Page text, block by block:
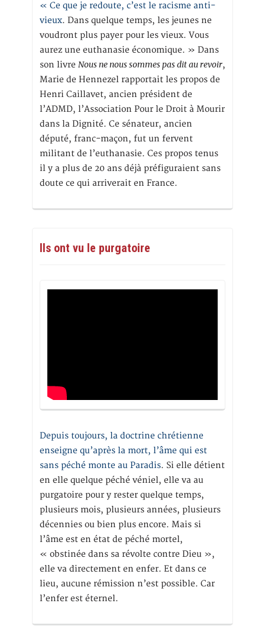
« Ce que je redoute, c’est le racisme anti-
vieux. Dans quelque temps, les jeunes ne
voudront plus payer pour les vieux. Vous
aurez une euthanasie économique. » Dans
son livre Nous ne nous sommes pas dit au revoir,
Marie de Hennezel rapportait les propos de
Henri Caillavet, ancien président de
l’ADMD, l’Association Pour le Droit à Mourir
dans la Dignité. Ce sénateur, ancien
député, franc-maçon, fut un fervent
militant de l’euthanasie. Ces propos tenus
il y a plus de 20 ans déjà préfiguraient sans
doute ce qui arriverait en France.
Ils ont vu le purgatoire
Depuis toujours, la doctrine chrétienne
enseigne qu’après la mort, l’âme qui est
sans péché monte au Paradis. Si elle détient
en elle quelque péché véniel, elle va au
purgatoire pour y rester quelque temps,
plusieurs mois, plusieurs années, plusieurs
décennies ou bien plus encore. Mais si
l’âme est en état de péché mortel,
« obstinée dans sa révolte contre Dieu »,
elle va directement en enfer. Et dans ce
lieu, aucune rémission n’est possible. Car
l’enfer est éternel.